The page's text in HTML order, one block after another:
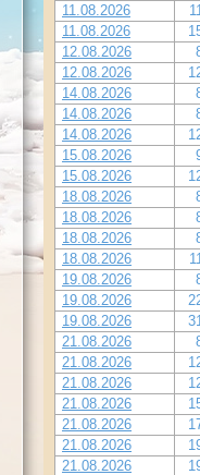
11.08.2026
11.08.2026
12.08.2026
12.08.2026
14.08.2026
14.08.2026
14.08.2026
15.08.2026
15.08.2026
18.08.2026
18.08.2026
18.08.2026
18.08.2026
19.08.2026
19.08.2026
19.08.2026
21.08.2026
21.08.2026
21.08.2026
21.08.2026
21.08.2026
21.08.2026
21.08.2026